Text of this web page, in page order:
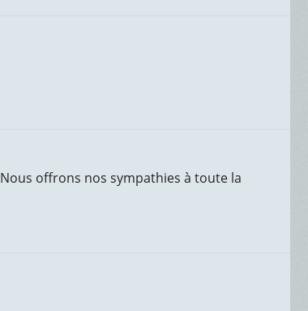
offrons nos sympathies à toute la